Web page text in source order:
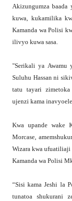
Akizungumza baada
kuwa, kukamilika
Kamanda wa Polisi
ilivyo kuwa sasa.
"Serikali ya Awamu
Suluhu Hassan ni
tatu tayari
ujenzi kama
Kwa upande wake
Morcase,
Wizara kwa ufuatiliaji
Kamanda wa Polisi
“Sisi kama Jeshi la
tunatoa shukurani